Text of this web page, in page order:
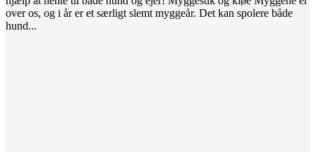
over os, og i år er et særligt slemt myggeår. Det kan spolere både
hund...